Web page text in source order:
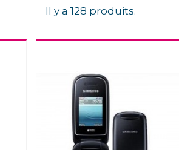
Il y a 128 produits.